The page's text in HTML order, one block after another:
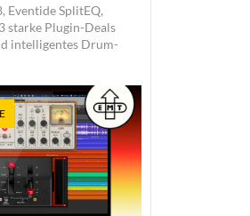
Eventide SplitEQ,
starke Plugin-Deals
intelligentes Drum-